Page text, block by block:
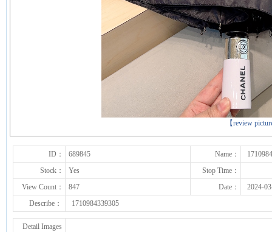
【review
下一张
ID： 689845 Name：
Stock：
Yes
Stop Time：
View Count：
847 Date：
2024-
Describe：
1710984339305
Detail Images